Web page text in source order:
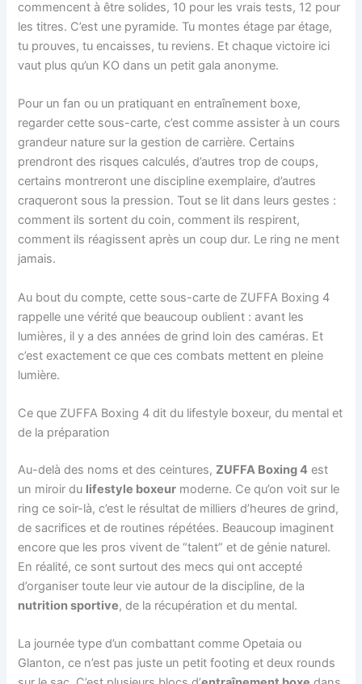
commencent à être solides, 10 pour les vrais tests, 12 pour
les titres. C’est une pyramide. Tu montes étage par étage,
tu prouves, tu encaisses, tu reviens. Et chaque victoire ici
vaut plus qu’un KO dans un petit gala anonyme.
Pour un fan ou un pratiquant en entraînement boxe,
regarder cette sous-carte, c’est comme assister à un cours
grandeur nature sur la gestion de carrière. Certains
prendront des risques calculés, d’autres trop de coups,
certains montreront une discipline exemplaire, d’autres
craqueront sous la pression. Tout se lit dans leurs gestes :
comment ils sortent du coin, comment ils respirent,
comment ils réagissent après un coup dur. Le ring ne ment
jamais.
Au bout du compte, cette sous-carte de ZUFFA Boxing 4
rappelle une vérité que beaucoup oublient : avant les
lumières, il y a des années de grind loin des caméras. Et
c’est exactement ce que ces combats mettent en pleine
lumière.
Ce que ZUFFA Boxing 4 dit du lifestyle boxeur, du mental et
de la préparation
Au-delà des noms et des ceintures,ZUFFA Boxing 4 est
un miroir du lifestyle boxeur moderne. Ce qu’on voit sur le
ring ce soir-là, c’est le résultat de milliers d’heures de grind,
de sacrifices et de routines répétées. Beaucoup imaginent
encore que les pros vivent de “talent” et de génie naturel.
En réalité, ce sont surtout des mecs qui ont accepté
d’organiser toute leur vie autour de la discipline, de la
nutrition sportive, de la récupération et du mental.
La journée type d’un combattant comme Opetaia ou
Glanton, ce n’est pas juste un petit footing et deux rounds